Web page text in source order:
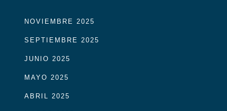
NOVIEMBRE 2025
SEPTIEMBRE 2025
JUNIO 2025
MAYO 2025
ABRIL 2025